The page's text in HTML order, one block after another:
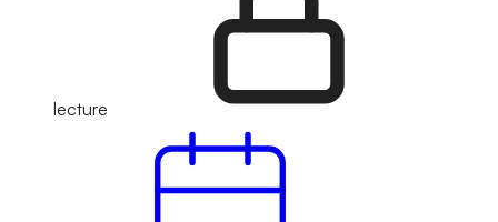
lecture